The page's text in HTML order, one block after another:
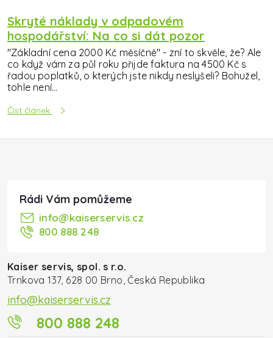
Skryté náklady v odpadovém
hospodářství: Na co si dát pozor
"Základní cena 2000 Kč měsíčně" - zní to skvěle, že? Ale
co když vám za půl roku přijde faktura na 4500 Kč s
řadou poplatků, o kterých jste nikdy neslyšeli? Bohužel,
tohle není...
Číst článek
info@kaiserservis.cz
800 888 248
Kaiser servis, spol. s r.o.
Trnkova 137, 628 00 Brno, Česká Republika
info@kaiserservis.cz
800 888 248